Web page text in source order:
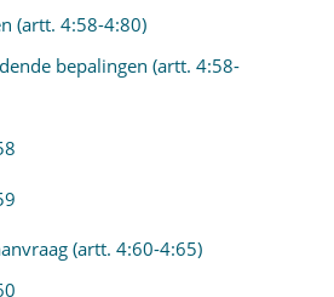
(artt. 4:58-4:80)
bepalingen (artt. 4:58-
(artt. 4:60-4:65)